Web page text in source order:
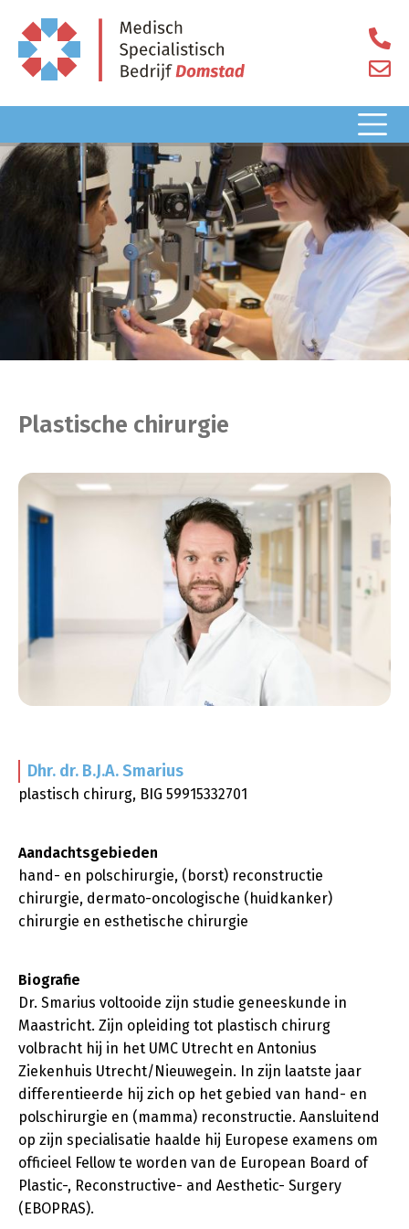
Plastische chirurgie
Dhr. dr. B.J.A.Smarius
plastisch chirurg, BIG 59915332701
Aandachtsgebieden
hand- en polschirurgie, (borst) reconstructie
chirurgie, dermato-oncologische (huidkanker)
chirurgie en esthetische chirurgie
Biografie
Dr. Smarius voltooide zijn studie geneeskunde in
Maastricht. Zijn opleiding tot plastisch chirurg
volbracht hij in het UMC Utrecht en Antonius
Ziekenhuis Utrecht/Nieuwegein. In zijn laatste jaar
differentieerde hij zich op het gebied van hand- en
polschirurgie en (mamma) reconstructie. Aansluitend
op zijn specialisatie haalde hij Europese examens om
officieel Fellow te worden van de European Board of
Plastic-, Reconstructive- and Aesthetic- Surgery
(EBOPRAS).